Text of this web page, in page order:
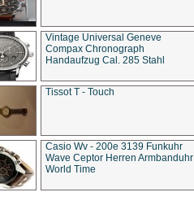
Vintage Universal Geneve
Compax Chronograph
Handaufzug Cal. 285 Stahl
Tissot T - Touch
Casio Wv - 200e 3139 Funkuhr
Wave Ceptor Herren Armbanduhr
World Time